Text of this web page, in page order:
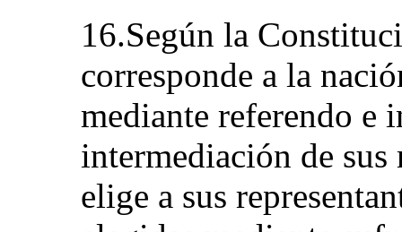
16.Según la
corresponde a la
mediante referendo e
intermediación de sus
elige a sus